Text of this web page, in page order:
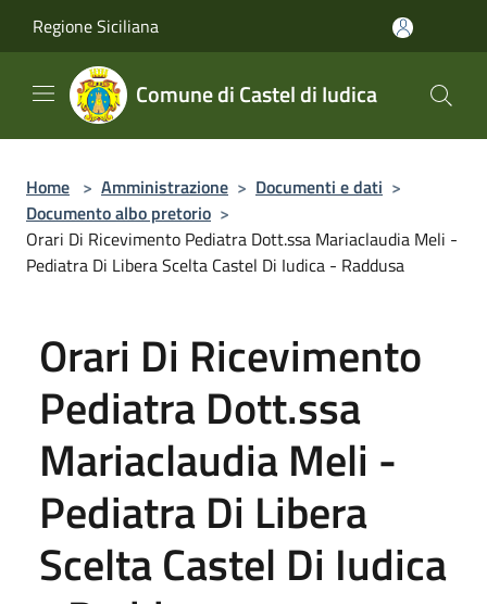
Regione Siciliana
Comune di Castel di Iudica
Home > Amministrazione > Documenti e dati >
Documento albo pretorio >
Orari Di Ricevimento Pediatra Dott.ssa Mariaclaudia Meli -
Pediatra Di Libera Scelta Castel Di Iudica - Raddusa
Orari Di Ricevimento
Pediatra Dott.ssa
Mariaclaudia Meli -
Pediatra Di Libera
Scelta Castel Di Iudica